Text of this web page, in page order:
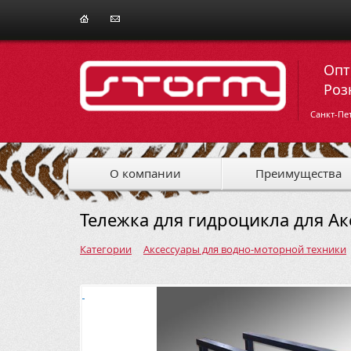
Опт
Санкт-
О компании Преимущества
Тележка для гидроцикла для
Категории Аксессуары для водно-моторной техники